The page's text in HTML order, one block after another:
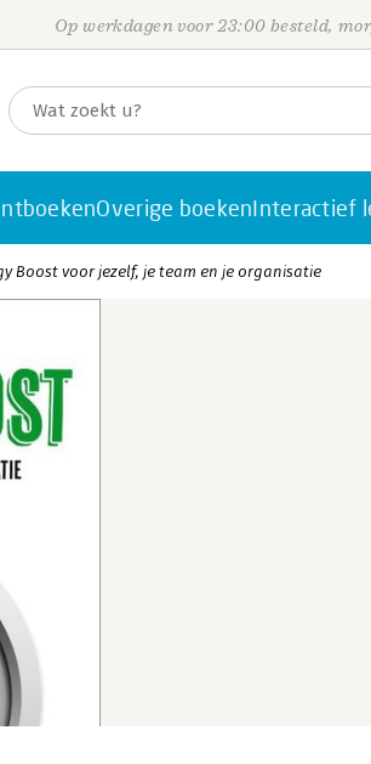
Op werkdagen voor 23:00 besteld,
Overige boekenInteractief
Boost voor jezelf, je team en je organisatie